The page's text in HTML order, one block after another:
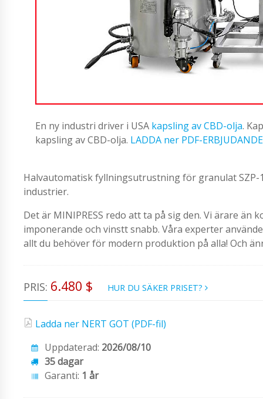
En ny industri driver i USA kapsling av CBD-olja.
kapsling av CBD-olja. LADDA ner PDF-
Halvautomatisk fyllningsutrustning för granulat
industrier.
Det är MINIPRESS redo att ta på sig den. Vi ärare
imponerande och vinstt snabb. Våra experter
allt du behöver för modern produktion på alla! Och
PRIS: 6.480 $ HUR DU SÄKER PRISET?
Ladda ner NERT GOT (PDF-fil)
Uppdaterad: 2026/08/10
35 dagar
Garanti: 1 år